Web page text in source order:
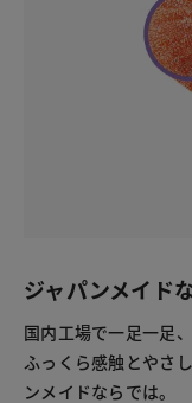
ジャパンメイド
国内工場で一足一足
ふっくら感触とやさ
ンメイドならでは。